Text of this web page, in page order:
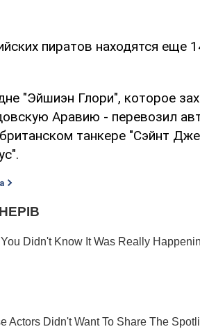
пиратов находятся еще
"Эйшиэн Глори", которое
Аравию - перевозил
танкере "Сэйнт